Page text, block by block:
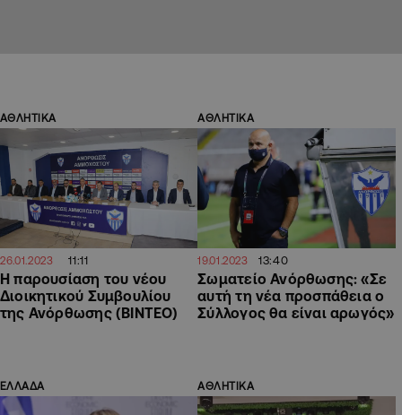
ΑΘΛΗΤΙΚΑ
26.01.2023 11:11
Η παρουσίαση του νέου
Διοικητικού Συμβουλίου
της Ανόρθωσης (ΒΙΝΤΕΟ)
ΑΘΛΗΤΙΚΑ
19.01.2023 13:40
Σωματείο Ανόρθωσης: «Σε
αυτή τη νέα προσπάθεια ο
Σύλλογος θα είναι αρωγός»
ΕΛΛΑΔΑ ΑΘΛΗΤΙΚΑ